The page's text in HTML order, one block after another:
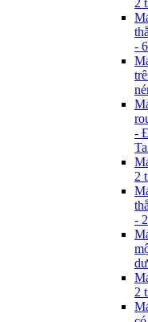
2
-
-
2
-
2